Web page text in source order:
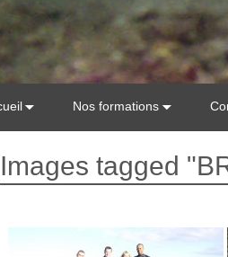
Nos formations
Images tagged